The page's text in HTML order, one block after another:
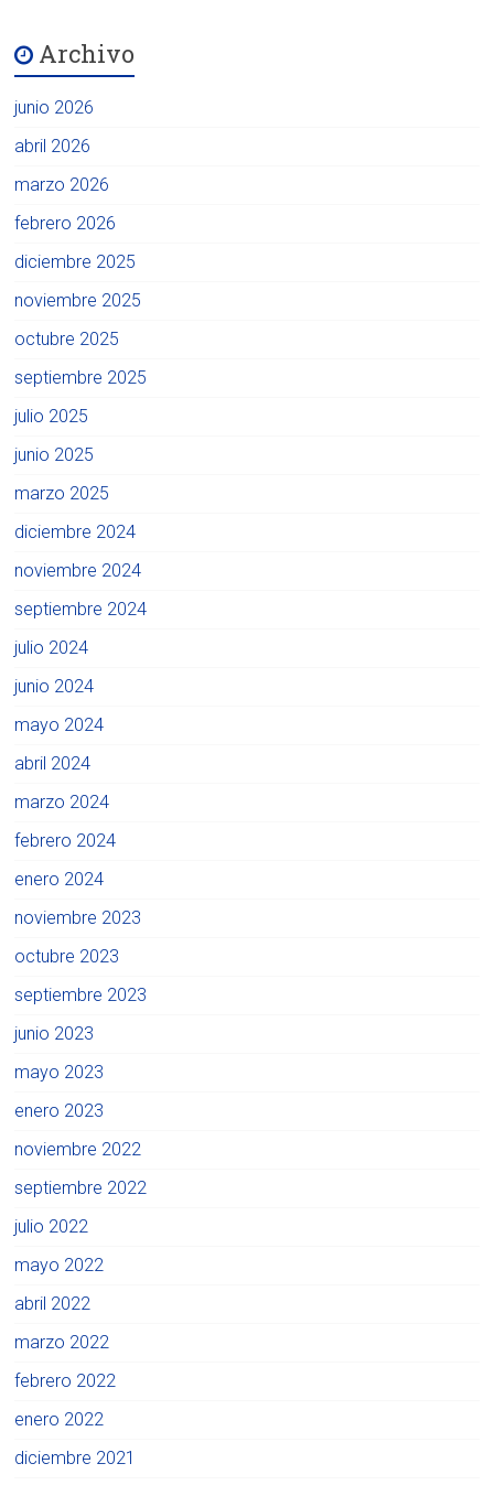
Archivo
junio 2026
abril 2026
marzo 2026
febrero 2026
diciembre 2025
noviembre 2025
octubre 2025
septiembre 2025
julio 2025
junio 2025
marzo 2025
diciembre 2024
noviembre 2024
septiembre 2024
julio 2024
junio 2024
mayo 2024
abril 2024
marzo 2024
febrero 2024
enero 2024
noviembre 2023
octubre 2023
septiembre 2023
junio 2023
mayo 2023
enero 2023
noviembre 2022
septiembre 2022
julio 2022
mayo 2022
abril 2022
marzo 2022
febrero 2022
enero 2022
diciembre 2021